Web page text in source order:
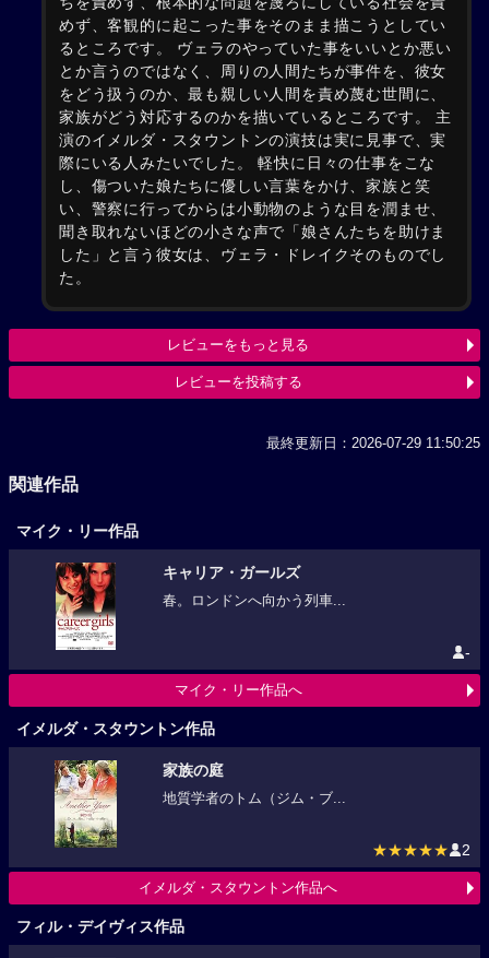
めず、客観的に起こった事をそのまま描こうとしてい
るところです。 ヴェラのやっていた事をいいとか悪い
とか言うのではなく、周りの人間たちが事件を、彼女
をどう扱うのか、最も親しい人間を責め蔑む世間に、
家族がどう対応するのかを描いているところです。 主
演のイメルダ・スタウントンの演技は実に見事で、実
際にいる人みたいでした。 軽快に日々の仕事をこな
し、傷ついた娘たちに優しい言葉をかけ、家族と笑
い、警察に行ってからは小動物のような目を潤ませ、
聞き取れないほどの小さな声で「娘さんたちを助けま
した」と言う彼女は、ヴェラ・ドレイクそのものでし
た。
レビューをもっと見る
レビューを投稿する
最終更新日：2026-07-29 11:50:25
関連作品
マイク・リー作品
キャリア・ガールズ
春。ロンドンへ向かう列車...
-
マイク・リー作品へ
イメルダ・スタウントン作品
家族の庭
地質学者のトム（ジム・ブ...
★★★★★ 2
イメルダ・スタウントン作品へ
フィル・デイヴィス作品